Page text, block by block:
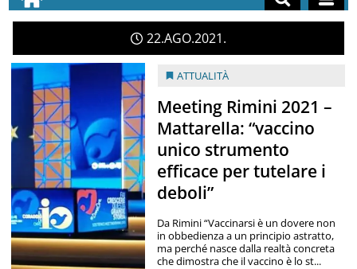
22AGO2021
ATTUALITÀ
Meeting Rimini 2021 –
Mattarella: “vaccino
unico strumento
efficace per tutelare i
deboli”
Da Rimini “Vaccinarsi è un dovere non
in obbedienza a un principio astratto,
ma perché nasce dalla realtà concreta
che dimostra che il vaccino è lo st...